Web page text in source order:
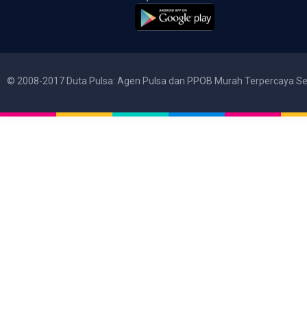
© 2008-2017 Duta Pulsa: Agen Pulsa dan PPOB Murah Terpercaya